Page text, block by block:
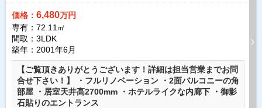
価格： 6,480万円
専有：72.11㎡
間取：3LDK
築年：2001年6月
【ご覧頂きありがとうございます！詳細は担当営業までお問
合せ下さい！】 ・フルリノベーション ・2面バルコニーの角
部屋 ・居室天井高2700mm ・ホテルライクな内廊下 ・御影
石貼りのエントランス